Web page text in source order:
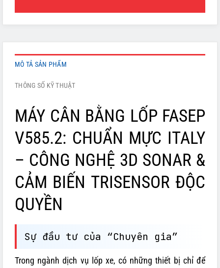
MÔ TẢ SẢN PHẨM
THÔNG SỐ KỸ THUẬT
MÁY CÂN BẰNG LỐP FASEP
V585.2: CHUẨN MỰC ITALY
– CÔNG NGHỆ 3D SONAR &
CẢM BIẾN TRISENSOR ĐỘC
QUYỀN
Sự đầu tư của “Chuyên gia”
Trong ngành dịch vụ lốp xe, có những thiết bị chỉ để